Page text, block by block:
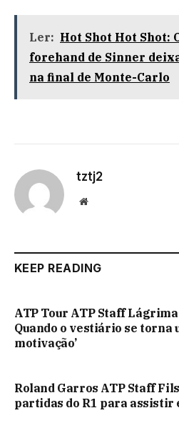
Ler: Hot Shot Hot Shot:
forehand de Sinner
na final de Monte-Carlo
tztj2
Website
KEEP READING
ATP Tour ATP Staff
Quando o vestiário se torna
motivação’
Roland Garros ATP Staff
partidas do R1 para assistir